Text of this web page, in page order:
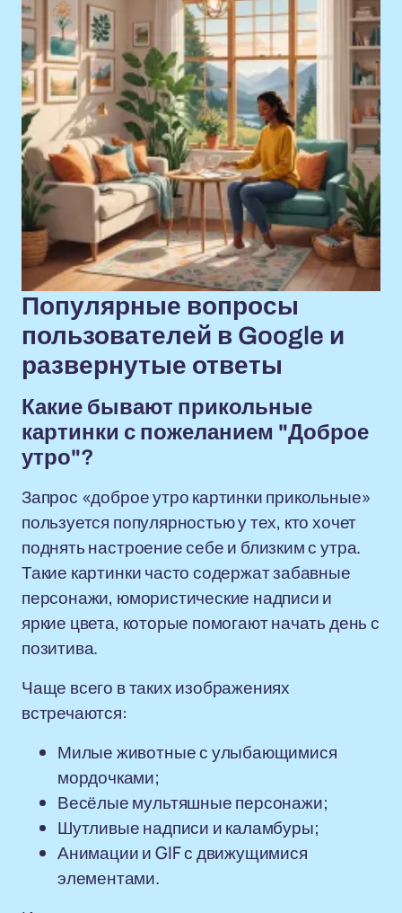
Популярные вопросы
пользователей в Google и
развернутые ответы
Какие бывают прикольные
картинки с пожеланием "Доброе
утро"?
Запрос «доброе утро картинки прикольные»
пользуется популярностью у тех, кто хочет
поднять настроение себе и близким с утра.
Такие картинки часто содержат забавные
персонажи, юмористические надписи и
яркие цвета, которые помогают начать день с
позитива.
Чаще всего в таких изображениях
встречаются:
Милые животные с улыбающимися
мордочками;
Весёлые мультяшные персонажи;
Шутливые надписи и каламбуры;
Анимации и GIF с движущимися
элементами.